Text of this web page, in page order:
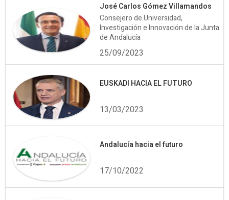
José Carlos Gómez Villamandos
Consejero de Universidad,
Investigación e Innovación de la Junta
de Andalucía
25/09/2023
EUSKADI HACIA EL FUTURO
13/03/2023
Andalucía hacia el futuro
17/10/2022